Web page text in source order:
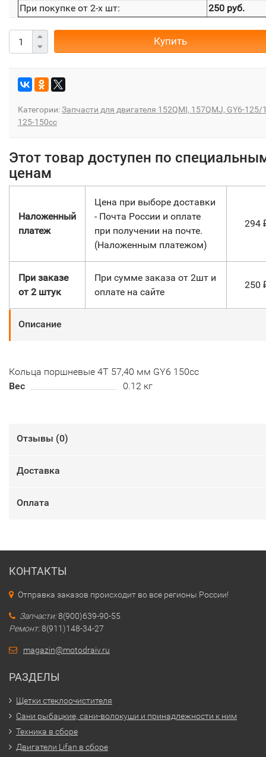
При покупке от 2-х шт:
250 руб.
Купить
Категории:Запчасти для двигателя 152QMI, 157QMJ, GY6-125/
125-150сс
Этот товар доступен по
ценам
Наложенный
платеж
Цена при выборе доставки
- Почта России и оплате
при получении на почте.
(Наложенным платежом)
294
При заказе
от 2 штук
При сумме заказа от 2шт и
оплате на сайте
250
Описание
Кольца поршневые 4Т 57,40 мм GY6 150cc
Вес
0.12 кг
Отзывы (0)
Доставка
Оплата
КОНТАКТЫ
Отправка заказов происходит во все регионы России!
Запчасти:8(900)639-90-55
Ремонт:8(911)148-34-27
magazin@motodraiv.ru
РАЗДЕЛЫ
Щетки стеклоочистителя
Сани рыбацкие, сани-волокуши и принадлежности к ним
Техника в сборе
Двигатели Lifan в сборе